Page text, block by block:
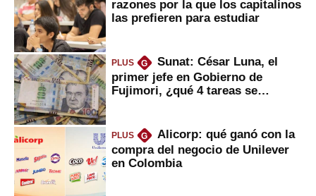
razones por la que los capitalinos
las prefieren para estudiar
PLUS G
Sunat: César Luna, el
primer jefe en Gobierno de
Fujimori, ¿qué 4 tareas se
PLUS G
Alicorp: qué ganó con la
compra del negocio de Unilever
en Colombia